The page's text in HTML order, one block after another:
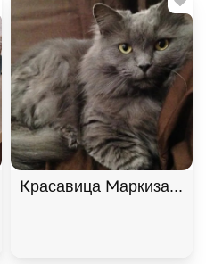
дом. В дар!, Табби,
Красавица Маркиза